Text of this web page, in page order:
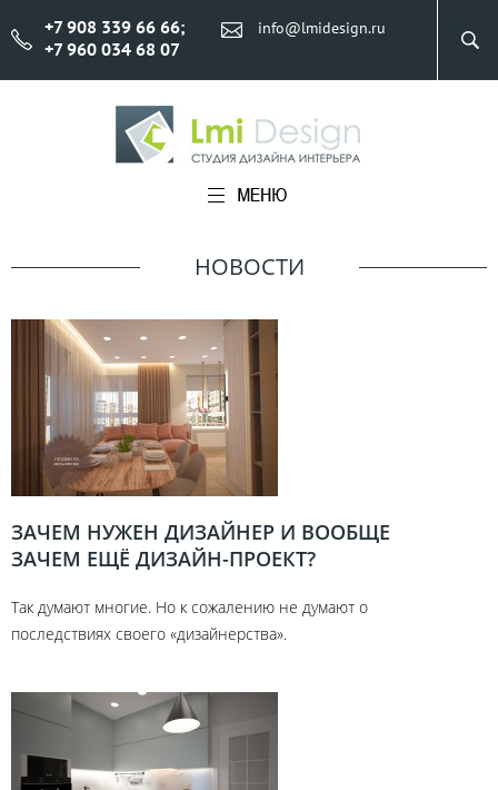
+7 908 339 66 66;
+7 960 034 68 07
info@lmidesign.ru
НОВОСТИ
ЗАЧЕМ НУЖЕН ДИЗАЙНЕР И ВООБЩЕ
ЗАЧЕМ ЕЩЁ ДИЗАЙН-ПРОЕКТ?
Так думают многие. Но к сожалению не думают о
последствиях своего «дизайнерства».